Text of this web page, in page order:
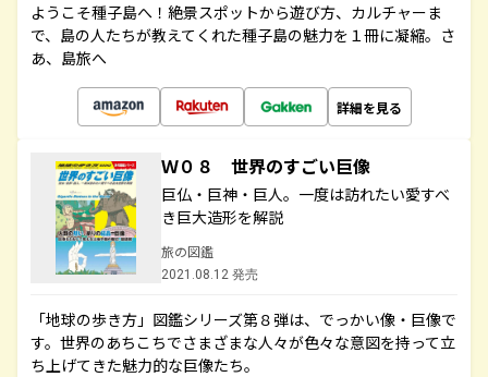
ようこそ種子島へ！絶景スポットから遊び方、カルチャーま
で、島の人たちが教えてくれた種子島の魅力を１冊に凝縮。さ
あ、島旅へ
詳細を見る
Ｗ０８ 世界のすごい巨像
巨仏・巨神・巨人。一度は訪れたい愛すべ
き巨大造形を解説
旅の図鑑
2021.08.12 発売
「地球の歩き方」図鑑シリーズ第８弾は、でっかい像・巨像で
す。世界のあちこちでさまざまな人々が色々な意図を持って立
ち上げてきた魅力的な巨像たち。